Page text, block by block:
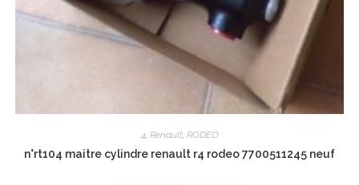
4, Renault, RODEO
n°rt104 maitre cylindre renault r4 rodeo 7700511245 neuf